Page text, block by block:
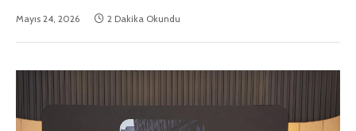
Mayıs 24, 2026 2 Dakika Okundu